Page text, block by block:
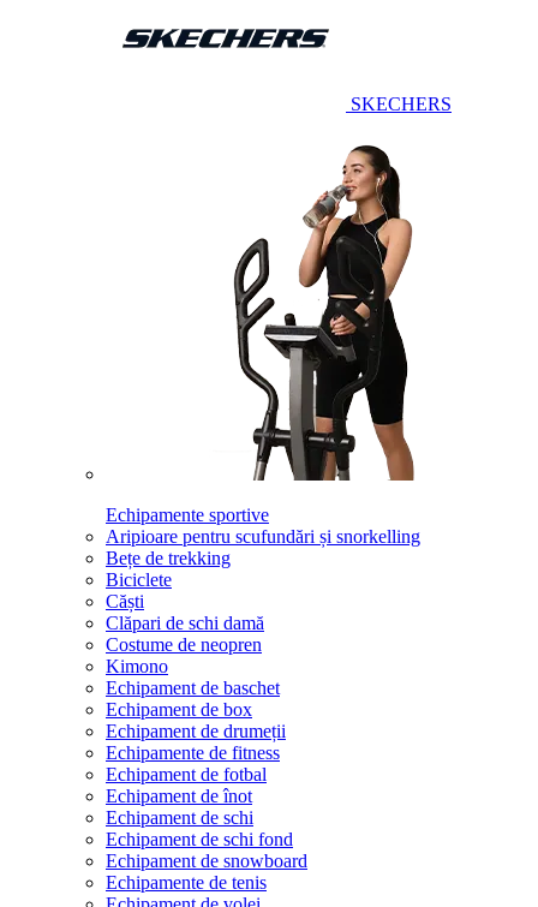
SKECHERS
Echipamente sportive
Aripioare pentru scufundări și snorkelling
Bețe de trekking
Biciclete
Căști
Clăpari de schi damă
Costume de neopren
Kimono
Echipament de baschet
Echipament de box
Echipament de drumeții
Echipamente de fitness
Echipament de fotbal
Echipament de înot
Echipament de schi
Echipament de schi fond
Echipament de snowboard
Echipamente de tenis